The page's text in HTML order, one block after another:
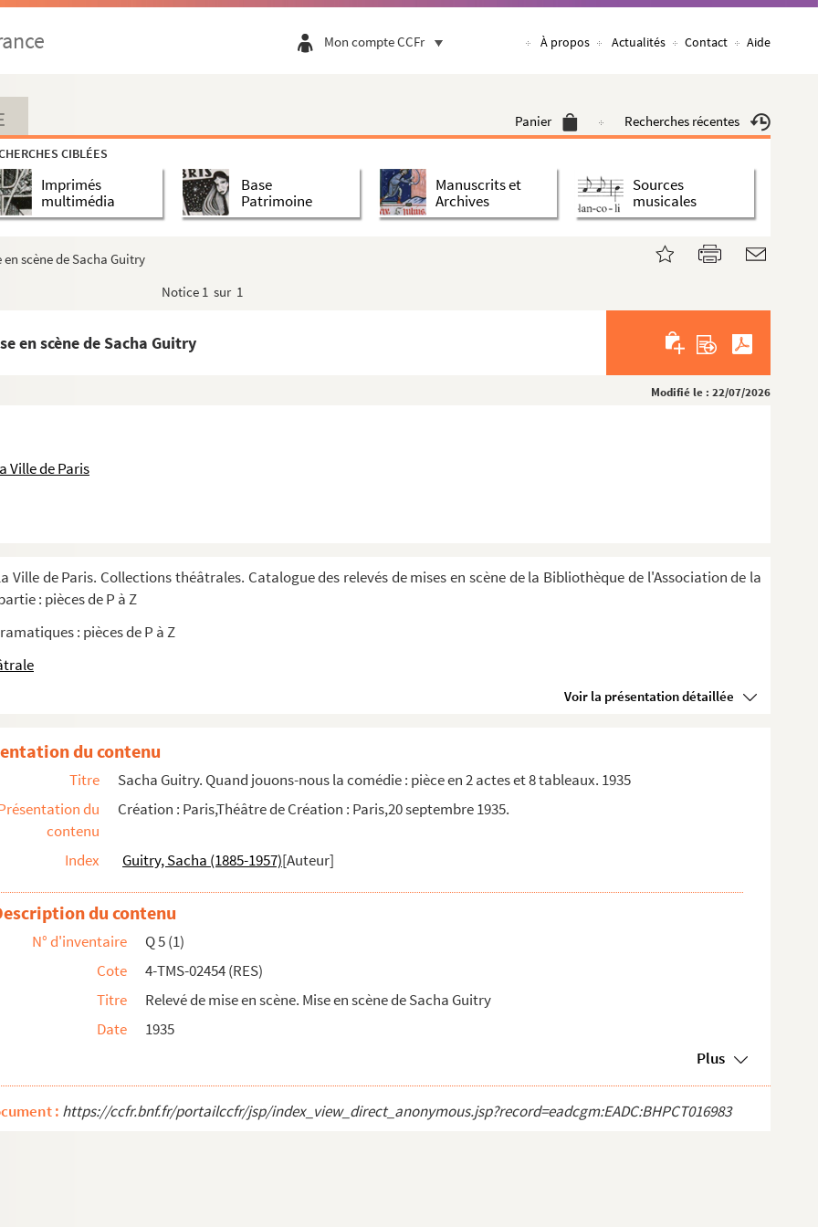
Mon compte CCFr À propos Actualités Contact Aide
Panier Recherches récentes
CIBLÉES
Imprimés
multimédia
Base
Patrimoine
Manuscrits et
Archives
Sources
musicales
en scène de Sacha Guitry
Notice 1 sur 1
en scène de Sacha Guitry
Modifié le : 22/07/2026
Ville de Paris
Ville de Paris. Collections théâtrales. Catalogue des relevés de mises en scène de la Bibliothèque de l'Association de la
: pièces de P à Z
: pièces de P à Z
Voir la présentation détaillée
1881
1965
1871
1924
1912
vaudeville en 3 actes. 1890
4 actes. 1913
vers 1964
et un prologue
pièce en 3 actes. 1903
1 acte. Entre 1914 et 1945
trois actes et cinq tableaux. Version nouvel...
8 tableaux. 1935
de Sacha Guitry
actes. 1938
actes. Traduction de Jacqueline Sundstrom ...
en 6 actes. 1869
Rochelle : mélodrame en 3 actes et 6 ta...
Adaptation d'après le roman de ...
1899
en 3 actes. 1931
1857
le roman de Honoré de Balzac. 19...
en vers. 1932
du contenu
Titre
Sacha Guitry. Quand jouons-nous la comédie : pièce en 2 actes et 8 tableaux. 1935
du
contenu
Création : Paris,Théâtre de Création : Paris,20 septembre 1935.
Index Guitry, Sacha (1885-1957)[Auteur]
du contenu
N° d'inventaire
Q 5 (1)
Cote
4-TMS-02454 (RES)
Titre
Relevé de mise en scène. Mise en scène de Sacha Guitry
Date
1935
Plus
: https://ccfr.bnf.fr/portailccfr/jsp/index_view_direct_anonymous.jsp?record=eadcgm:EADC:BHPCT016983